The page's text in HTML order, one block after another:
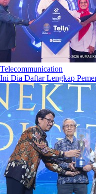
Telecommunication
Ini Dia Daftar Lengkap